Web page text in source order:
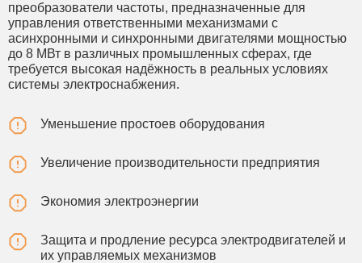
преобразователи частоты, предназначенные для
управления ответственными механизмами с
асинхронными и синхронными двигателями мощностью
до 8 МВт в различных промышленных сферах, где
требуется высокая надёжность в реальных условиях
системы электроснабжения.
Уменьшение простоев оборудования
Увеличение производительности предприятия
Экономия электроэнергии
Защита и продление ресурса электродвигателей и
их управляемых механизмов